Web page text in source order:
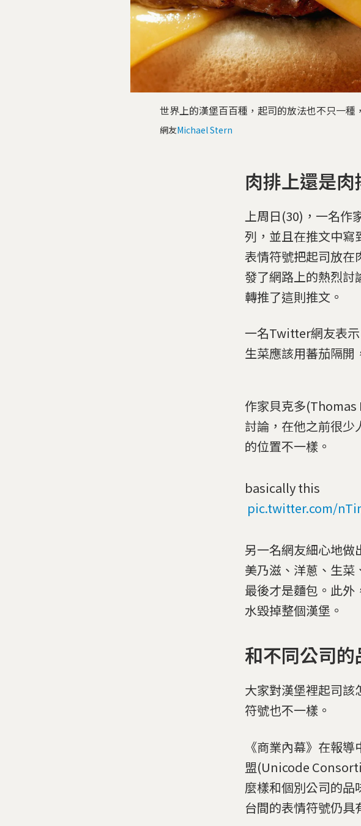
世界上的漢堡百百種，起司的放法也不只一種
網友Michael Stern
肉排上還是肉
上周日(30)，一名
列，並且在推文中寫
表情符號把起司放在
發了網路上的熱烈討
轉推了這則推文。
一名Twitter網友表
生菜應該用蕃茄隔開
作家貝克多
討論，在他之前很少
的位置不一樣。
basically this
pic.twitter.com/
另一名網友細心地做
美乃滋、洋蔥、生菜
最後才是麵包。此外
水毀掉整個漢堡。
和不同公司的
大家對漢堡裡起司該
符號也不一樣。
《商業內幕》在報
盟(Unicode
麼樣和個別公司的品
台間的表情符號仍具